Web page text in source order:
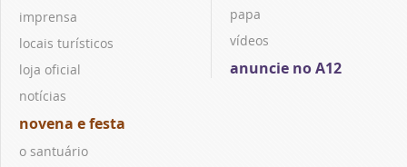
imprensa
locais turísticos
loja oficial
notícias
novena e festa
o santuário
papa
vídeos
anuncie no A12